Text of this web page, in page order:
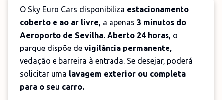
O Sky Euro Cars disponibiliza estacionamento
coberto e ao ar livre, a apenas 3 minutos do
Aeroporto de Sevilha. Aberto 24 horas, o
parque dispõe de vigilância permanente,
vedação e barreira à entrada. Se desejar, poderá
solicitar uma lavagem exterior ou completa
para o seu carro.